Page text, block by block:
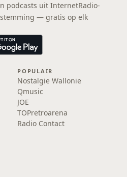
podcasts uit InternetRadio-
— gratis op elk
POPULAIR
Nostalgie Wallonie
Qmusic
JOE
TOPretroarena
Radio Contact